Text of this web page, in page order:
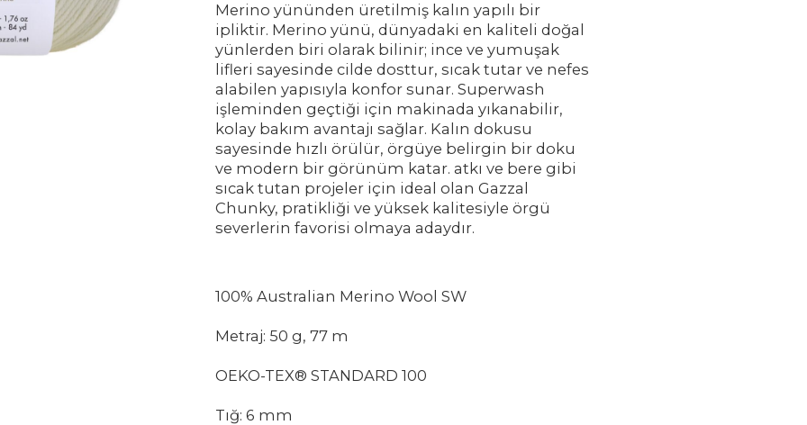
Merino yününden üretilmiş kalın yapılı bir
ipliktir. Merino yünü, dünyadaki en kaliteli doğal
yünlerden biri olarak bilinir; ince ve yumuşak
lifleri sayesinde cilde dosttur, sıcak tutar ve nefes
alabilen yapısıyla konfor sunar. Superwash
işleminden geçtiği için makinada yıkanabilir,
kolay bakım avantajı sağlar. Kalın dokusu
sayesinde hızlı örülür, örgüye belirgin bir doku
ve modern bir görünüm katar. atkı ve bere gibi
sıcak tutan projeler için ideal olan Gazzal
Chunky, pratikliği ve yüksek kalitesiyle örgü
severlerin favorisi olmaya adaydır.
100% Australian Merino Wool SW
Metraj: 50 g, 77 m
OEKO-TEX® STANDARD 100
Tığ: 6 mm